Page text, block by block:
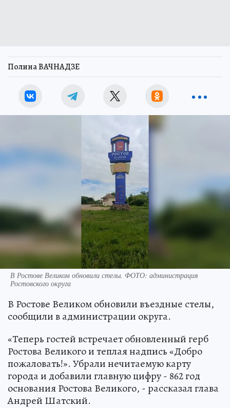
Полина ВАЧНАДЗЕ
В Ростове Великом обновили стелы. ФОТО: администрация
Ростовского округа
В Ростове Великом обновили въездные стелы,
сообщили в администрации округа.
«Теперь гостей встречает обновленный герб
Ростова Великого и теплая надпись «Добро
пожаловать!». Убрали нечитаемую карту
города и добавили главную цифру - 862 год
основания Ростова Великого, - рассказал глава
Андрей Шатский.